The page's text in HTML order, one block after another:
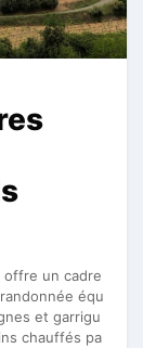
offre un cadre
équ
et garrigu
chauffés pa